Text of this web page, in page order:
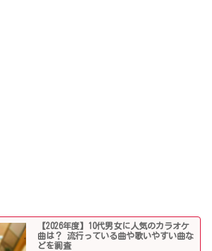
【2026年度】10代男女に人気のカラオケ
曲は？ 流行っている曲や歌いやすい曲な
どを調査